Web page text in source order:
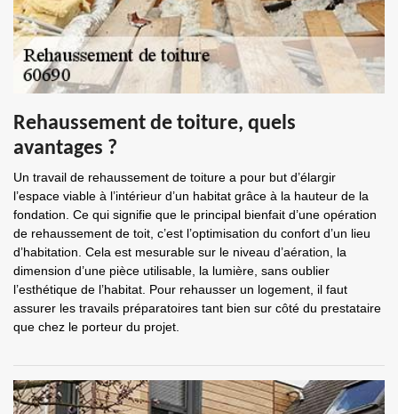
Rehaussement de toiture, quels
avantages ?
Un travail de rehaussement de toiture a pour but d’élargir
l’espace viable à l’intérieur d’un habitat grâce à la hauteur de la
fondation. Ce qui signifie que le principal bienfait d’une opération
de rehaussement de toit, c’est l’optimisation du confort d’un lieu
d’habitation. Cela est mesurable sur le niveau d’aération, la
dimension d’une pièce utilisable, la lumière, sans oublier
l’esthétique de l’habitat. Pour rehausser un logement, il faut
assurer les travails préparatoires tant bien sur côté du prestataire
que chez le porteur du projet.